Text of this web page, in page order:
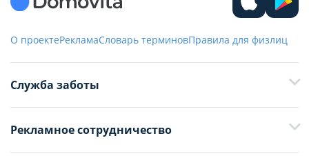
О проектеРекламаСловарь терминовПравила для физлиц
Служба заботы
+375 29 376-13-70
+375 33 376-13-70
editor@domovita.by
Рекламное сотрудничество
+375 29 563-15-61 Кристина Филюта